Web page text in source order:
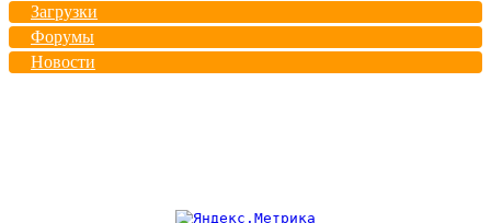
Загрузки
Форумы
Новости